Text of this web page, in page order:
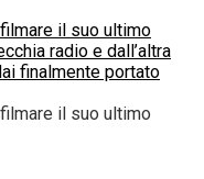
il suo ultimo
radio e dall’altra
finalmente portato
il suo ultimo